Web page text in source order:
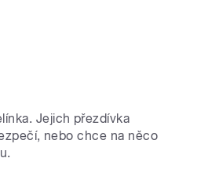
Jejich přezdívka
nebo chce na něco